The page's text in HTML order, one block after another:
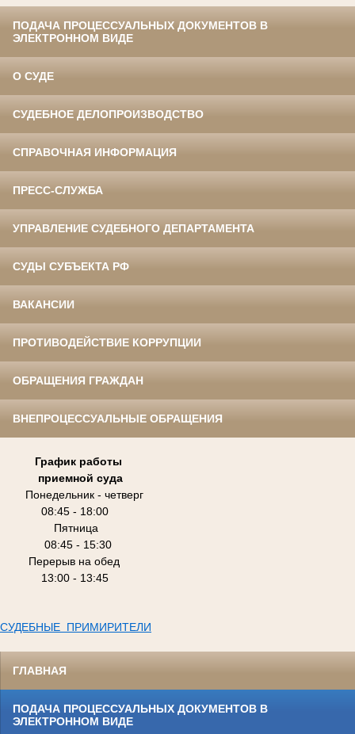
ПОДАЧА ПРОЦЕССУАЛЬНЫХ ДОКУМЕНТОВ В
ЭЛЕКТРОННОМ ВИДЕ
О СУДЕ
СУДЕБНОЕ ДЕЛОПРОИЗВОДСТВО
СПРАВОЧНАЯ ИНФОРМАЦИЯ
ПРЕСС-СЛУЖБА
УПРАВЛЕНИЕ СУДЕБНОГО ДЕПАРТАМЕНТА
СУДЫ СУБЪЕКТА РФ
ВАКАНСИИ
ПРОТИВОДЕЙСТВИЕ КОРРУПЦИИ
ОБРАЩЕНИЯ ГРАЖДАН
ВНЕПРОЦЕССУАЛЬНЫЕ ОБРАЩЕНИЯ
График работы
приемной суда
Понедельник - четверг
08:45 - 18:00
Пятница
08:45 - 15:30
Перерыв на обед
13:00 - 13:45
СУДЕБНЫЕ ПРИМИРИТЕЛИ
ГЛАВНАЯ
ПОДАЧА ПРОЦЕССУАЛЬНЫХ ДОКУМЕНТОВ В
ЭЛЕКТРОННОМ ВИДЕ